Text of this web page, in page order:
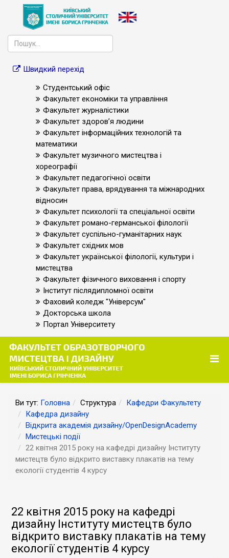
Швидкий перехід
Студентський офіс
Факультет економіки та управління
Факультет журналістики
Факультет здоров’я людини
Факультет інформаційних технологій та
математики
Факультет музичного мистецтва і
хореографії
Факультет педагогічної освіти
Факультет права, врядування та міжнародних
відносин
Факультет психології та спеціальної освіти
Факультет романо-германської філології
Факультет суспільно-гуманітарних наук
Факультет східних мов
Факультет української філології, культури і
мистецтва
Факультет фізичного виховання і спорту
Інститут післядипломної освіти
Фаховий коледж "Універсум"
Докторська школа
Портал Університету
Ви тут: Головна Структура
Кафедри Факультету
Кафедра дизайну
Відкрита академія дизайну/OpenDesignAcademy
Мистецькі події
22 квітня 2015 року на кафедрі дизайну Інституту
мистецтв було відкрито виставку плакатів на тему
екології студентів 4 курсу
22 квітня 2015 року на кафедрі
дизайну Інституту мистецтв було
відкрито виставку плакатів на тему
екології студентів 4 курсу